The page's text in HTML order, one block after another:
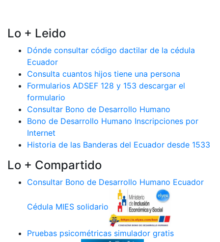
Lo + Leido
Dónde consultar código dactilar de la cédula
Ecuador
Consulta cuantos hijos tiene una persona
Formularios ADSEF 128 y 153 descargar el
formulario
Consultar Bono de Desarrollo Humano
Bono de Desarrollo Humano Inscripciones por
Internet
Historia de las Banderas del Ecuador desde 1533
Lo + Compartido
Consultar Bono de Desarrollo Humano Ecuador
Cédula MIES solidario
Pruebas psicométricas simulador gratis